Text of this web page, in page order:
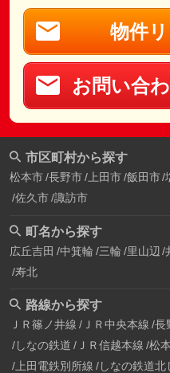
物件
お問い合
市区町村から探す
松本市 長野市 上田市 飯田市
佐久市 諏訪市
町名から探す
広丘吉田 中箕輪 三輪 里山辺
寿北
路線から探す
ＪＲ篠ノ井線 ＪＲ中央本線 長
しなの鉄道 ＪＲ信越本線 松
上田電鉄別所線 しなの鉄道北